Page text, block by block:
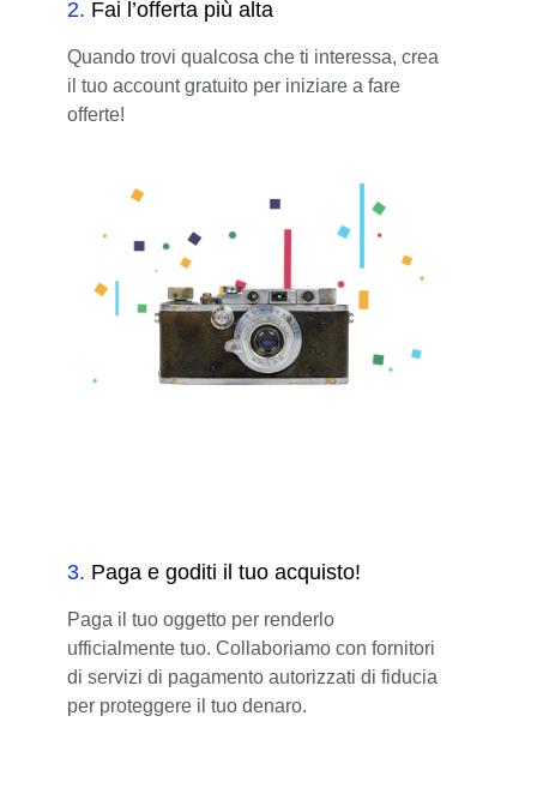
2. Fai l’offerta più alta
Quando trovi qualcosa che ti interessa, crea
il tuo account gratuito per iniziare a fare
offerte!
3. Paga e goditi il tuo acquisto!
Paga il tuo oggetto per renderlo
ufficialmente tuo. Collaboriamo con fornitori
di servizi di pagamento autorizzati di fiducia
per proteggere il tuo denaro.